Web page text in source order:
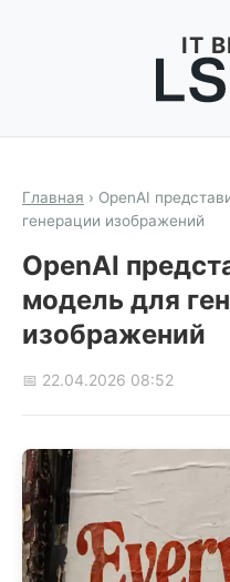
IT
Главная › OpenAI
генерации изображений
OpenAI
модель для
изображений
📅 22.04.2026 08:52